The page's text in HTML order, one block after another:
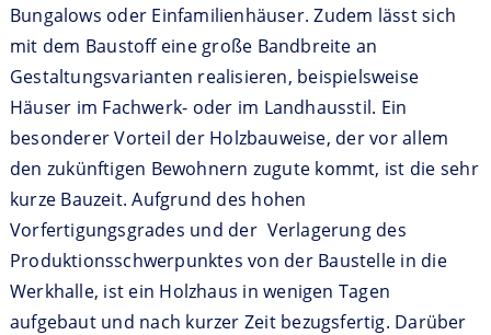
Bungalows oder Einfamilienhäuser. Zudem lässt sich
mit dem Baustoff eine große Bandbreite an
Gestaltungsvarianten realisieren, beispielsweise
Häuser im Fachwerk- oder im Landhausstil. Ein
besonderer Vorteil der Holzbauweise, der vor allem
den zukünftigen Bewohnern zugute kommt, ist die sehr
kurze Bauzeit. Aufgrund des hohen
Vorfertigungsgrades und der Verlagerung des
Produktionsschwerpunktes von der Baustelle in die
Werkhalle, ist ein Holzhaus in wenigen Tagen
aufgebaut und nach kurzer Zeit bezugsfertig. Darüber